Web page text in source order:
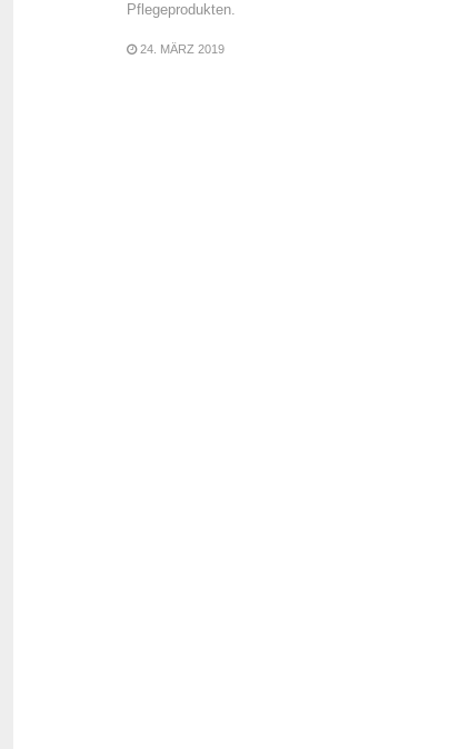
Pflegeprodukten.
24. MÄRZ 2019